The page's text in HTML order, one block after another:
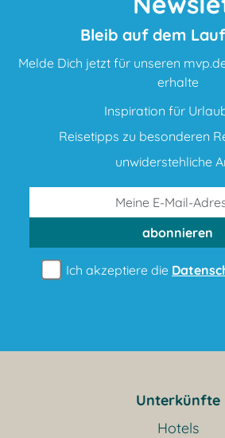
Bleib auf dem
Melde Dich jetzt für unseren
erhalte
Inspiration für
Reisetipps zu besonderen
unwiderstehliche
abonnieren
Ich akzeptiere die
Unterkünfte
Hotels